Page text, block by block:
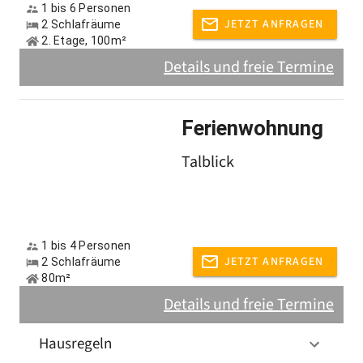
1 bis 6 Personen
2 Schlafräume
2. Etage, 100m²
JETZT ANFRAGEN
Details und freie Termine
Ferienwohnung
Talblick
1 bis 4 Personen
2 Schlafräume
80m²
JETZT ANFRAGEN
Details und freie Termine
Hausregeln